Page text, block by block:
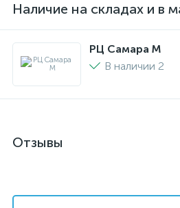
Наличие на складах и в
РЦ Самара M
В наличии 2
Отзывы